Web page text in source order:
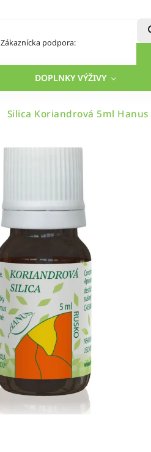
Zákaznícka podpora:
DOPLNKY VÝŽIVY
Silica Koriandrová 5ml Hanus